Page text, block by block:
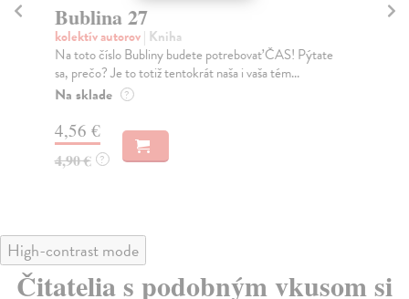
Bublina 27
kolektív autorov| Kniha
Na toto číslo Bubliny budete potrebovať ČAS! Pýtate
sa, prečo? Je to totiž tentokrát naša i vaša tém...
Na sklade ?
4,56 €
4,90 € ?
High-contrast mode
Čitatelia s podobným vkusom si